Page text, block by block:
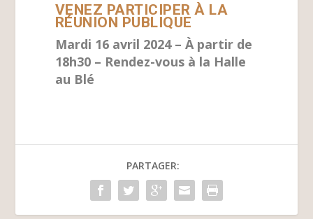
VENEZ PARTICIPER À LA
RÉUNION PUBLIQUE
Mardi 16 avril 2024 – À partir de
18h30 – Rendez-vous à la Halle
au Blé
PARTAGER: